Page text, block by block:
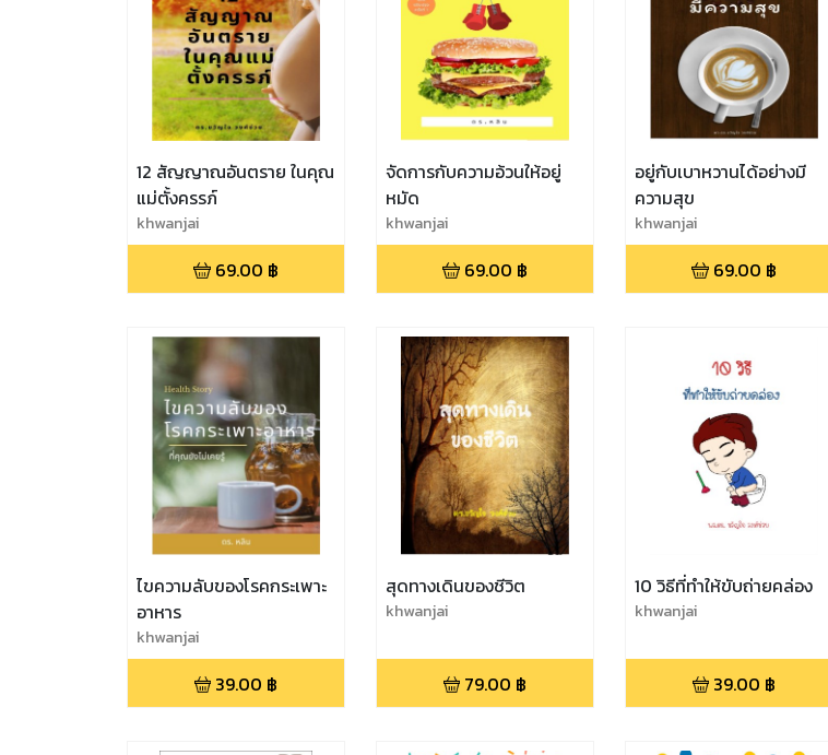
12 สัญญาณอันตราย ในคุณ
แม่ตั้งครรภ์
khwanjai
69.00 ฿
จัดการกับความอ้วนให้อยู่
หมัด
khwanjai
69.00 ฿
อยู่กับเบาหวานได้อย่างมี
ความสุข
khwanjai
69.00 ฿
ไขความลับของโรคกระเพาะ
อาหาร
khwanjai
39.00 ฿
สุดทางเดินของชีวิต
khwanjai
79.00 ฿
10 วิธีที่ทำให้ขับถ่ายคล่อง
khwanjai
39.00 ฿